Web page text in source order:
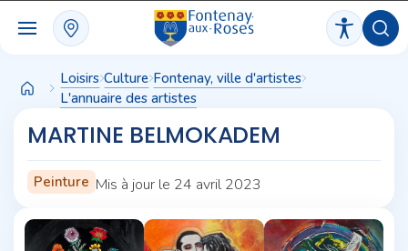
Loisirs Culture Fontenay, ville d'artistes
L'annuaire des artistes
MARTINE BELMOKADEM
Peinture Mis à jour le 24 avril 2023
Panneau de gestion des cookies